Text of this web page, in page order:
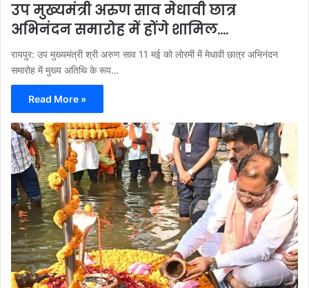
उप मुख्यमंत्री अरुण साव मेधावी छात्र
अभिनंदन समारोह में होंगे शामिल….
रायपुर: उप मुख्यमंत्री श्री अरुण साव 11 मई को लोरमी में मेधावी छात्र अभिनंदन
समारोह में मुख्य अतिथि के रूप…
Read More »